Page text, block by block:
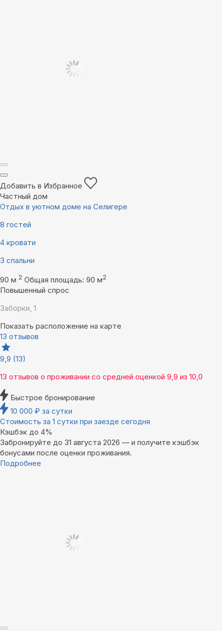
Добавить в Избранное
Частный дом
Отдых в уютном доме на Селигере
8 гостей
4 кровати
3 спальни
90 м 2 Общая площадь: 90 м2
Повышенный спрос
Заборки, 1
Показать расположение на карте
13 отзывов
9,9 (13)
13 отзывов о проживании со средней оценкой 9,9 из 10,0
Быстрое бронирование
10 000 ₽ за сутки
Стоимость за 1 сутки при заезде сегодня
Кэшбэк до 4%
Забронируйте до 31 августа 2026 — и получите кэшбэк
бонусами после оценки проживания.
Подробнее